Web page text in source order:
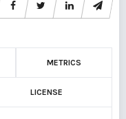
METRICS
LICENSE